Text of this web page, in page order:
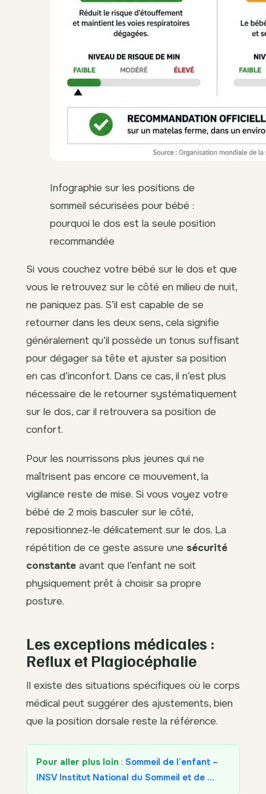
Infographie sur les positions de
sommeil sécurisées pour bébé :
pourquoi le dos est la seule position
recommandée
Si vous couchez votre bébé sur le dos et que
vous le retrouvez sur le côté en milieu de nuit,
ne paniquez pas. S’il est capable de se
retourner dans les deux sens, cela signifie
généralement qu’il possède un tonus suffisant
pour dégager sa tête et ajuster sa position
en cas d’inconfort. Dans ce cas, il n’est plus
nécessaire de le retourner systématiquement
sur le dos, car il retrouvera sa position de
confort.
Pour les nourrissons plus jeunes qui ne
maîtrisent pas encore ce mouvement, la
vigilance reste de mise. Si vous voyez votre
bébé de 2 mois basculer sur le côté,
repositionnez-le délicatement sur le dos. La
répétition de ce geste assure une sécurité
constante avant que l’enfant ne soit
physiquement prêt à choisir sa propre
posture.
Les exceptions médicales :
Reflux et Plagiocéphalie
Il existe des situations spécifiques où le corps
médical peut suggérer des ajustements, bien
que la position dorsale reste la référence.
Pour aller plus loin : Sommeil de l’enfant –
INSV Institut National du Sommeil et de …